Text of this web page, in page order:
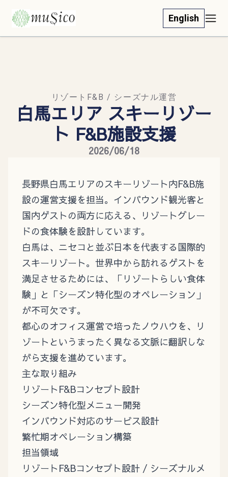
English
リゾートF&B / シーズナル運営
白馬エリア スキーリゾー
ト F&B施設支援
2026/06/18
長野県白馬エリアのスキーリゾート内F&B施
設の運営支援を担当。インバウンド観光客と
国内ゲストの両方に応える、リゾートグレー
ドの食体験を設計しています。
白馬は、ニセコと並ぶ日本を代表する国際的
スキーリゾート。世界中から訪れるゲストを
満足させるためには、「リゾートらしい食体
験」と「シーズン特化型のオペレーション」
が不可欠です。
都心のオフィス運営で培ったノウハウを、リ
ゾートというまったく異なる文脈に翻訳しな
がら支援を進めています。
主な取り組み
リゾートF&Bコンセプト設計
シーズン特化型メニュー開発
インバウンド対応のサービス設計
繁忙期オペレーション構築
担当領域
リゾートF&Bコンセプト設計 / シーズナルメ